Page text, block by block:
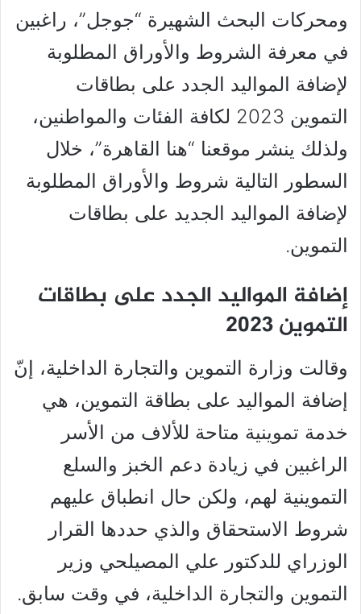
ومحركات البحث الشهيرة “جوجل”، راغبين
في معرفة الشروط والأوراق المطلوبة
لإضافة المواليد الجدد على بطاقات
التموين 2023 لكافة الفئات والمواطنين،
ولذلك ينشر موقعنا “هنا القاهرة”، خلال
السطور التالية شروط والأوراق المطلوبة
لإضافة المواليد الجديد على بطاقات
التموين.
إضافة المواليد الجدد على بطاقات
التموين 2023
وقالت وزارة التموين والتجارة الداخلية، إنّ
إضافة المواليد على بطاقة التموين، هي
خدمة تموينية متاحة للألاف من الأسر
الراغبين في زيادة دعم الخبز والسلع
التموينية لهم، ولكن حال انطباق عليهم
شروط الاستحقاق والذي حددها القرار
الوزراي للدكتور علي المصيلحي وزير
التموين والتجارة الداخلية، في وقت سابق.